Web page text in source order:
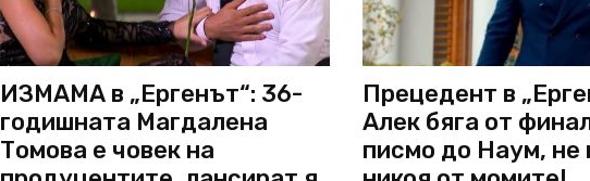
ИЗМАМА в „Ергенът“: 36-
годишната Магдалена
Томова е човек на
Прецедент в
Алек бяга от
писмо до Наум, не